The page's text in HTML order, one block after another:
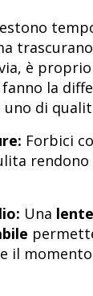
è
la
di
Forbici
Una
il